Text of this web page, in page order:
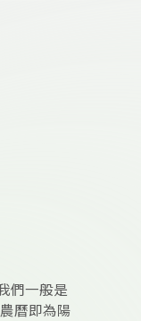
們一般是
曆即為陽